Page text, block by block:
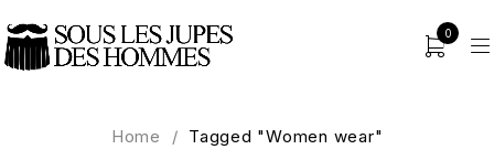
0
Home / Tagged "Women wear"